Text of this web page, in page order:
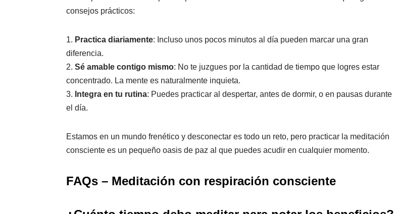
consejos prácticos:
1. Practica diariamente: Incluso unos pocos minutos al día pueden marcar una gran
diferencia.
2. Sé amable contigo mismo: No te juzgues por la cantidad de tiempo que logres estar
concentrado. La mente es naturalmente inquieta.
3. Integra en tu rutina: Puedes practicar al despertar, antes de dormir, o en pausas durante
el día.
Estamos en un mundo frenético y desconectar es todo un reto, pero practicar la meditación
consciente es un pequeño oasis de paz al que puedes acudir en cualquier momento.
FAQs – Meditación con respiración consciente